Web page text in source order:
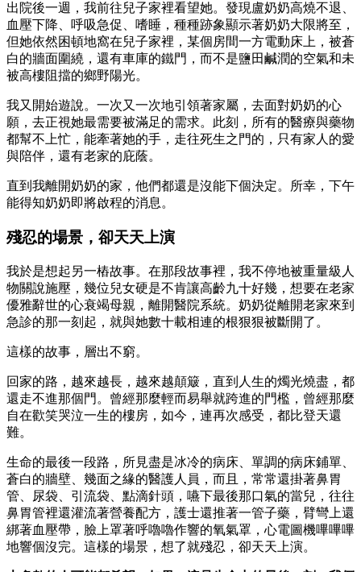
出院後一週，我前往兒子家裡看望她。發現盧奶奶高燒不退、
血壓下降、呼吸急促、嗜睡，種種跡象顯示著奶奶大限將至，
但她依然困頓地窩在兒子家裡，某個房間一方電動床上，被蒼
白的牆面圍繞，還有車庫的鐵門，而不是鹽田鹹潤的空氣和未
被高樓阻擋的鄉野陽光。
我又開始遊說。一次又一次地引領著家屬，去面對奶奶的心
願，去正視她最需要被滿足的需求。此刻，所有的醫療與藥物
都幫不上忙，能牽著她的手，走往死生之門的，只有家人的愛
與陪伴，還有老家的庇蔭。
直到我離開奶奶的家，他們都還是沒能下個決定。所幸，下午
能得知奶奶即將啟程的消息。
殘忍的場景，卻天天上演
我於是想起另一樁故事。在那段故事裡，我不停地被重量級人
物關說施壓，幾位兒女硬是不肯讓高齡九十好幾，想要在老家
優雅辭世的心衰竭母親，離開醫院系統。奶奶從離開老家來到
急診的那一刻起，就與她數十載相連的根狠狠被斷開了。
這樣的故事，層出不窮。
回家的路，越來越長，越來越顛簸，直到人生的燭光燒盡，都
還走不進那個門。曾經那麼輕而易舉就跨進的門檻，曾經那麼
自在歡笑哭泣一生的樓房，如今，連再次感受，都比登天還
難。
生命的最後一段路，所見盡是冰冷的病床、單調的病床鋪單、
蒼白的牆壁、幾面之緣的醫護人員，而且，常常還掛著鼻胃
管、尿袋、引流袋、點滴針頭，嚥下最後那口氣的當兒，往往
鼻胃管裡還灌流著營養配方，護士還推著一管子藥，臂彎上還
綁著血壓帶，臉上罩著呼嚕嚕作響的氧氣罩，心電圖機嗶嗶嗶
地響個沒完。這樣的場景，想了就殘忍，卻天天上演。